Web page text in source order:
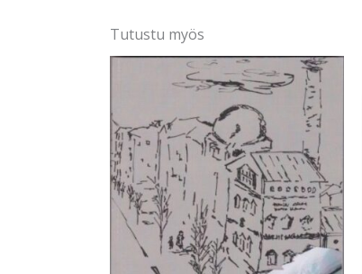
Tutustu myös